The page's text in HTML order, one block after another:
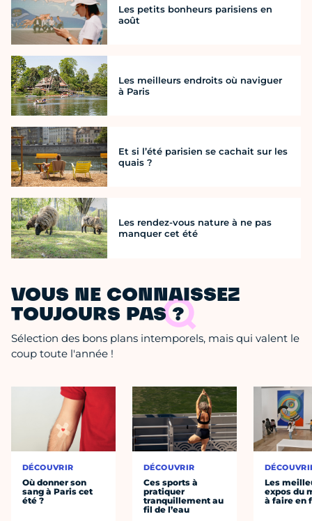
Les petits bonheurs parisiens en
août
Les meilleurs endroits où naviguer
à Paris
Et si l’été parisien se cachait sur les
quais ?
Les rendez-vous nature à ne pas
manquer cet été
VOUS NE CONNAISSEZ
TOUJOURS PAS ?
Sélection des bons plans intemporels, mais qui valent le
coup toute l'année !
DÉCOUVRIR
Où donner son
sang à Paris cet
été ?
DÉCOUVRIR
Ces sports à
pratiquer
tranquillement au
fil de l’eau
Les
expos du
à faire en